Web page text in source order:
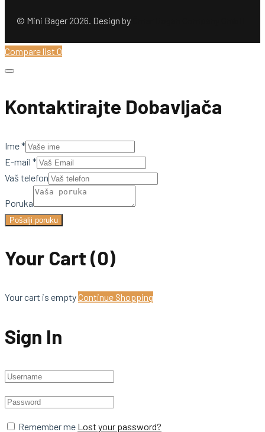
© Mini Bager 2026. Design by
Compare list 0
Kontaktirajte Dobavljača
Ime*
E-mail *
Vaš telefon
Poruka
Pošalji poruku
Your Cart (0)
Your cart is emptyContinue Shopping
Sign In
Remember me Lost your password?